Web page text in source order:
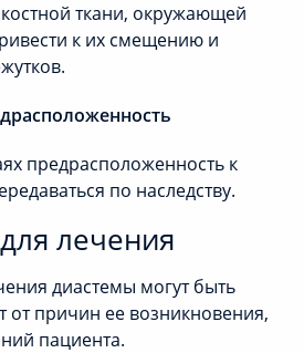
ткани, окружающей
к их смещению и
предрасположенность к
по наследству.
лечения
диастемы могут быть
от причин ее возникновения,
пациента.